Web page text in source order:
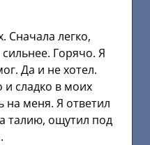
Сначала легко,
Горячо. Я
Да и не хотел.
и сладко в моих
на меня. Я ответил
талию, ощутил под